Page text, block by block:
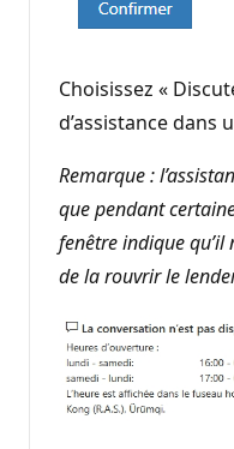
Choisissez «
d’assistance dans
Remarque :
que pendant
fenêtre indique qu’il
de la rouvrir le